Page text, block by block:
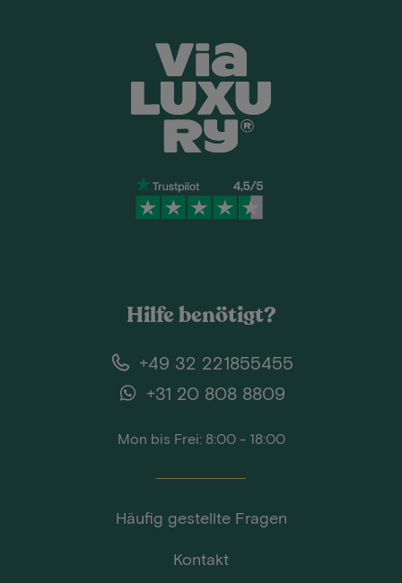
Hilfe benötigt?
+49 32 221855455
+31 20 808 8809
Mon bis Frei: 8:00 - 18:00
Häufig gestellte Fragen
Kontakt